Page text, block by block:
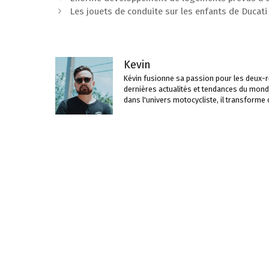
des
Les jouets de conduite sur les enfants de
Kevin
Kévin fusionne sa passion pour les
dernières actualités et tendances du
dans l'univers motocycliste, il transforme